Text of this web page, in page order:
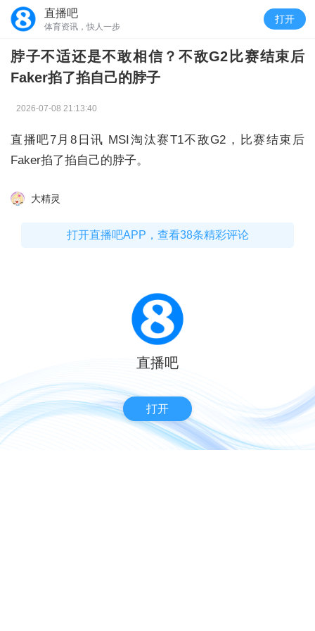
直播吧
体育资讯，快人一步
打开
脖子不适还是不敢相信？不敌G2比赛结束后
Faker掐了掐自己的脖子
2026-07-08 21:13:40
直播吧7月8日讯 MSI淘汰赛T1不敌G2，比赛结束后
Faker掐了掐自己的脖子。
大精灵
打开直播吧APP，查看38条精彩评论
直播吧
打开